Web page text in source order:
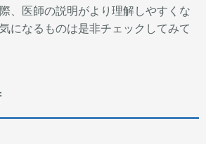
、医師の説明がより理解しやすくな
になるものは是非チェックしてみて